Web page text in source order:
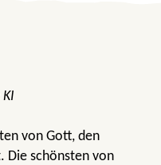
von Gott, den
Die schönsten von